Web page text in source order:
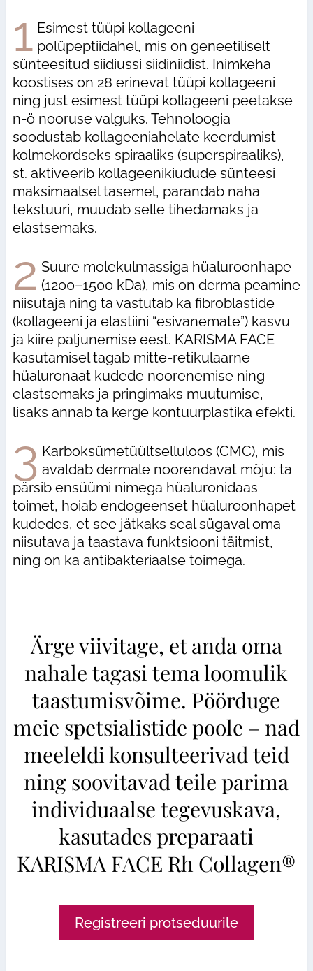
1 Esimest tüüpi kollageeni
polüpeptiidahel, mis on geneetiliselt
sünteesitud siidiussi siidiniidist. Inimkeha
koostises on 28 erinevat tüüpi kollageeni
ning just esimest tüüpi kollageeni peetakse
n-ö nooruse valguks. Tehnoloogia
soodustab kollageeniahelate keerdumist
kolmekordseks spiraaliks (superspiraaliks),
st. aktiveerib kollageenikiudude sünteesi
maksimaalsel tasemel, parandab naha
tekstuuri, muudab selle tihedamaks ja
elastsemaks.
2 Suure molekulmassiga hüaluroonhape
(1200–1500 kDa), mis on derma peamine
niisutaja ning ta vastutab ka fibroblastide
(kollageeni ja elastiini “esivanemate”) kasvu
ja kiire paljunemise eest. KARISMA FACE
kasutamisel tagab mitte-retikulaarne
hüaluronaat kudede noorenemise ning
elastsemaks ja pringimaks muutumise,
lisaks annab ta kerge kontuurplastika efekti.
3 Karboksümetüültselluloos (CMC), mis
avaldab dermale noorendavat mõju: ta
pärsib ensüümi nimega hüaluronidaas
toimet, hoiab endogeenset hüaluroonhapet
kudedes, et see jätkaks seal sügaval oma
niisutava ja taastava funktsiooni täitmist,
ning on ka antibakteriaalse toimega.
Ärge viivitage, et anda oma
nahale tagasi tema loomulik
taastumisvõime. Pöörduge
meie spetsialistide poole – nad
meeleldi konsulteerivad teid
ning soovitavad teile parima
individuaalse tegevuskava,
kasutades preparaati
KARISMA FACE Rh Collagen®
Registreeri protseduurile